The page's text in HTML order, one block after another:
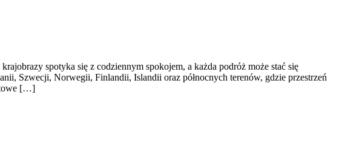
spotyka się z codziennym spokojem, a każda podróż może stać się
Szwecji, Norwegii, Finlandii, Islandii oraz północnych terenów, gdzie przestrzeń
[…]